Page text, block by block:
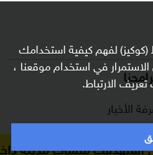
لفهم كيفية استخدامك
في استخدام موقعنا ،
الارتباط.
الأخبار
الصعب
منشآت مدنية داخل